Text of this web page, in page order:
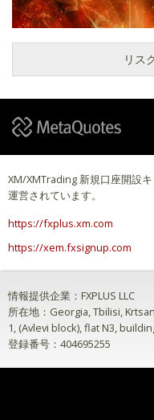
リス
XM/XMTrading 新規口座開設
運営されています。
https://fxplus.xm.com
https://xem.fxsignup.com
情報提供企業：FXPLUS LLC
所在地：Georgia, Tbilisi,
1, (Avlevi block), flat N3,
登録番号：404695255